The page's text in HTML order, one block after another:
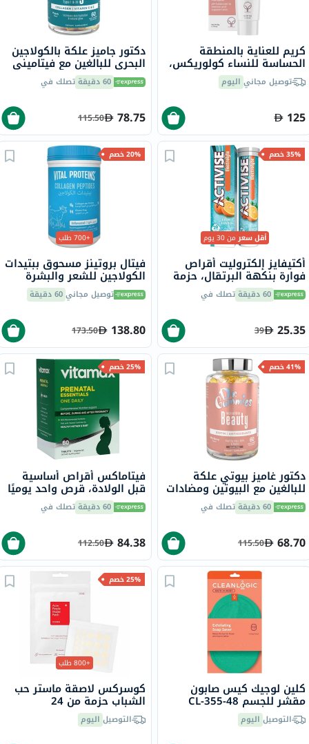
كريم للعناية بالمنطقة
الحساسة للنساء كولوريكس،
50 جرامتوصيل مجاني اليوم
125
دكتور جاميز علكة بالكولاجين
البحري للبالغين مع فيتاميني
ج وهـ، حزمة من 60
60 دقيقة تصلك في
78.75
115.50
35% خصم
أقل سعرمن 30 يوم
أكتيفايز إلكتروليت أقراص
فوارة بنكهة البرتقال، حزمة
من 20 60 دقيقة تصلك في
25.35
39
20% خصم
+700 طلب
فيتال بروتينز مسحوق ببتيدات
الكولاجين للشعر والبشرة
والأظافر 284 جرامتوصيل مجاني60 دقيقة
138.80
173.50
41% خصم
دكتور غاميز بيوتي علكة
للبالغين مع البيوتين ومضادات
الأكسدة، حزمة من 60
60 دقيقة تصلك في
68.70
115.50
25% خصم
فيتاماكس أقراص أساسية
قبل الولادة، قرص واحد يوميًا
مع حمض الفوليك والحديد
وفيتامين D لصحة الأم 60 دقيقة تصلك في
84.38
112.50
كلين لوجيك كيس صابون
مقشر للجسم CL-355-48
التوصيل اليوم
25% خصم
+800 طلب
كوسركس لاصقة ماستر حب
الشباب حزمة من 24
التوصيل اليوم